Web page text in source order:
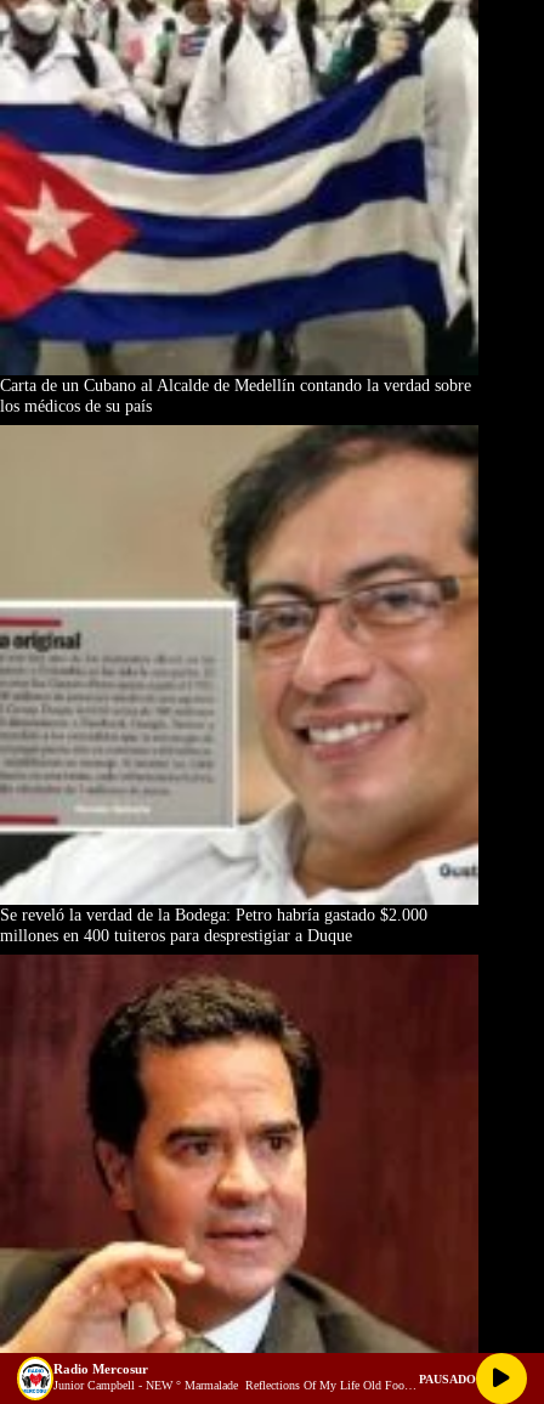
Carta de un Cubano al Alcalde de Medellín contando la verdad sobre
los médicos de su país
Se reveló la verdad de la Bodega: Petro habría gastado $2.000
millones en 400 tuiteros para desprestigiar a Duque
Radio Mercosur
Junior Campbell - NEW ° Marmalade  Reflections Of My Life Old Footage Restored Stereo PAUSADO